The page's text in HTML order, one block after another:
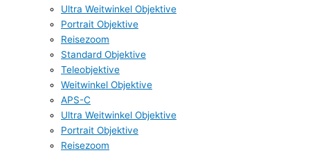
Ultra Weitwinkel Objektive
Portrait Objektive
Reisezoom
Standard Objektive
Teleobjektive
Weitwinkel Objektive
APS-C
Ultra Weitwinkel Objektive
Portrait Objektive
Reisezoom